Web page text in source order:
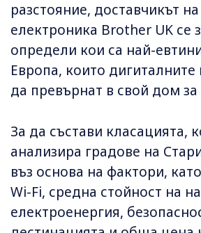
разстояние, доставчикът
електроника Brother UK се
определи кои са най-
Европа, които
да превърнат в свой дом за
За да състави класацията,
анализира градове на
въз основа на фактори,
Wi-Fi, средна стойност на
електроенергия,